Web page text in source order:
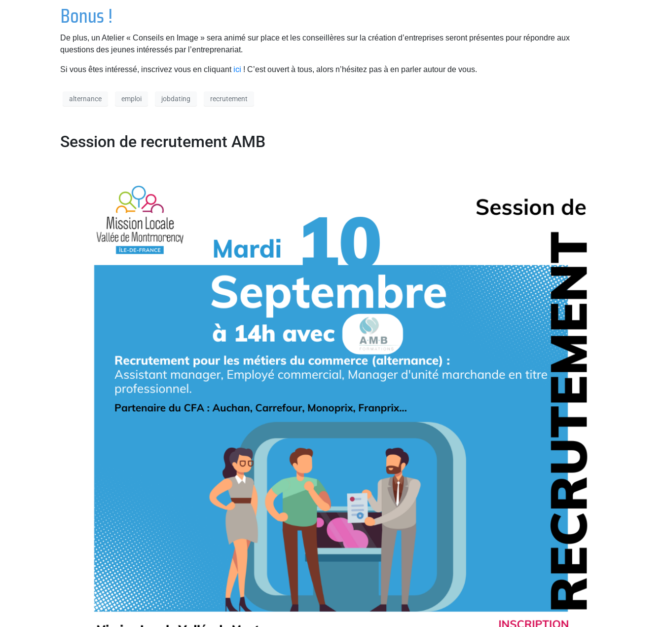
Bonus !
De plus, un Atelier « Conseils en Image » sera animé sur place et les conseillères sur la création d’entreprises seront présentes pour répondre aux
questions des jeunes intéressés par l’entreprenariat.
Si vous êtes intéressé, inscrivez vous en cliquant ici ! C’est ouvert à tous, alors n’hésitez pas à en parler autour de vous.
alternance emploi jobdating recrutement
Session de recrutement AMB